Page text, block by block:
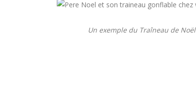
Un exemple du Traîneau de Noël